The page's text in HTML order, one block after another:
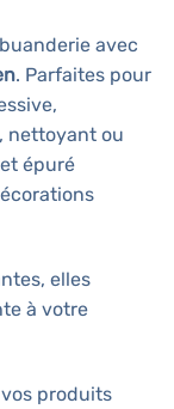
avec
. Parfaites pour
nettoyant ou
épuré
elles
à votre
produits